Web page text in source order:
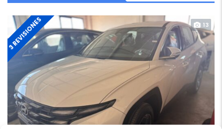
3 REVISIONES 13